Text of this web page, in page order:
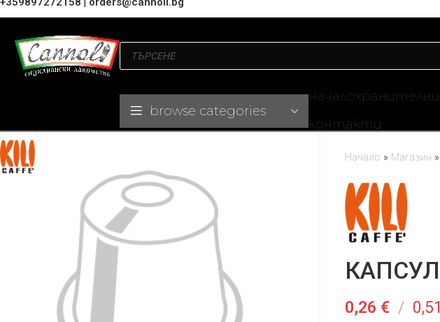
browse categories
начало
контакти
Начало » Магазин »
0,26 € /